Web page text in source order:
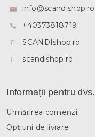
info@scandishop.ro
+40373818719
SCANDIshop.ro
scandishop.ro
Informații pentru dvs.
Urmărirea comenzii
Opțiuni de livrare